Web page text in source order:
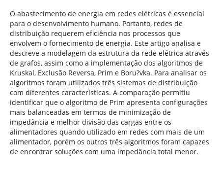
O abastecimento de energia em redes elétricas é essencial
para o desenvolvimento humano. Portanto, redes de
distribuição requerem eficiência nos processos que
envolvem o fornecimento de energia. Este artigo analisa e
descreve a modelagem da estrutura da rede elétrica através
de grafos, assim como a implementação dos algoritmos de
Kruskal, Exclusão Reversa, Prim e Boru?vka. Para analisar os
algoritmos foram utilizados três sistemas de distribuição
com diferentes características. A comparação permitiu
identificar que o algoritmo de Prim apresenta configurações
mais balanceadas em termos de minimização de
impedância e melhor divisão das cargas entre os
alimentadores quando utilizado em redes com mais de um
alimentador, porém os outros três algoritmos foram capazes
de encontrar soluções com uma impedância total menor.